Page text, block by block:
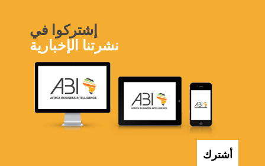
إشتركوا في
نشرتنا الإخبارية
أشترك